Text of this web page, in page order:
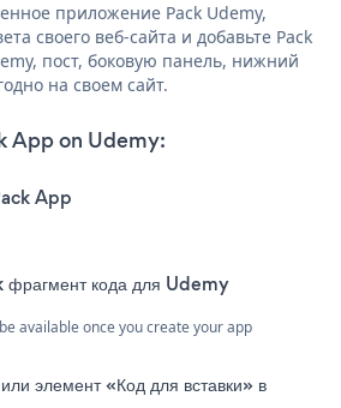
приложение Pack Udemy,
своего веб-сайта и добавьте Pack
пост, боковую панель, нижний
на своем сайт.
App on Udemy:
App
фрагмент кода для Udemy
available once you create your app
элемент «Код для вставки» в